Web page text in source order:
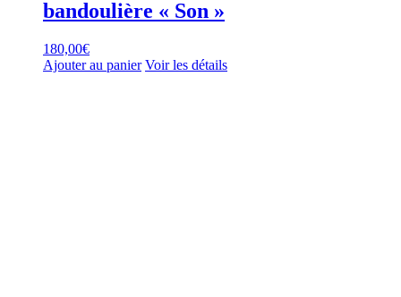
bandoulière « Son »
180,00€
Ajouter au panier Voir les détails